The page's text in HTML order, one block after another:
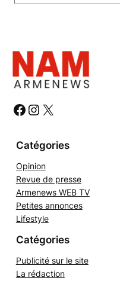
e
c
h
e
# # #
Catégories
Opinion
Revue de presse
Armenews WEB TV
Petites annonces
Lifestyle
Catégories
Publicité sur le site
La rédaction